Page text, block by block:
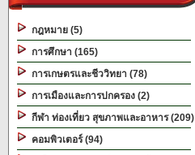
กฎหมาย (5)
การศึกษา (165)
การเกษตรและชีววิทยา (78)
การเมืองและการปกครอง (2)
กีฬา ท่องเที่ยว สุขภาพและอาหาร (209)
คอมพิวเตอร์ (94)